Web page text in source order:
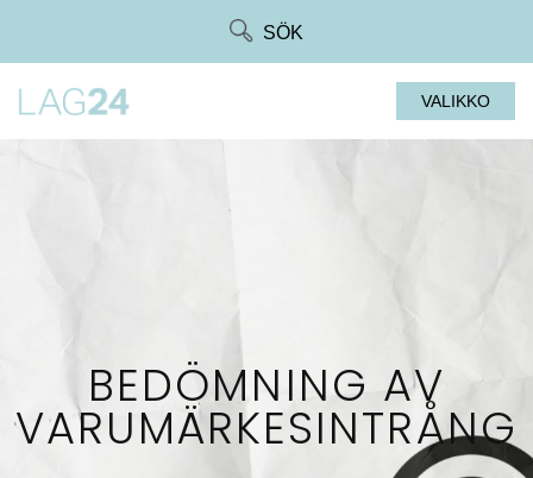
SÖK
VALIKKO
BEDÖMNING AV
VARUMÄRKESINTRÅNG